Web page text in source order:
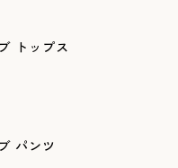
トップス
パンツ